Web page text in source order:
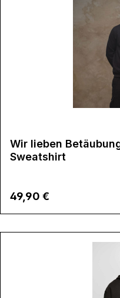
Wir lieben
Sweatshirt
Regulärer Preis:
49,90 €